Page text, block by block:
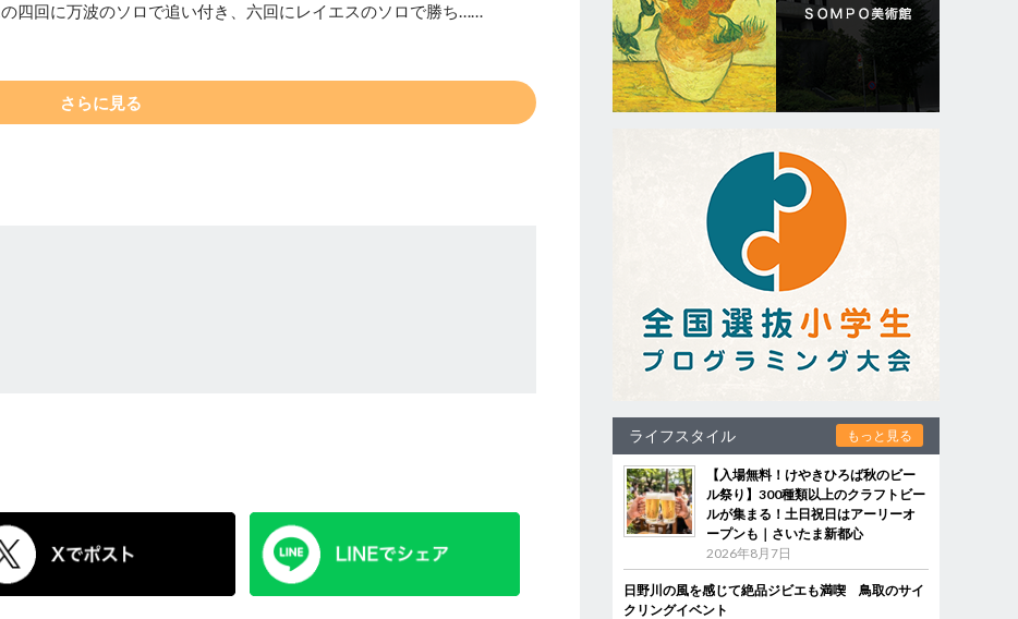
四回に万波のソロで追い付き、六回にレイエスのソロで勝ち……
さらに見る
ライフスタイル もっと見る
【入場無料！けやきひろば秋のビー
ル祭り】300種類以上のクラフトビー
ルが集まる！土日祝日はアーリーオ
ープンも｜さいたま新都心
2026年8月7日
日野川の風を感じて絶品ジビエも満喫 鳥取のサイ
クリングイベント